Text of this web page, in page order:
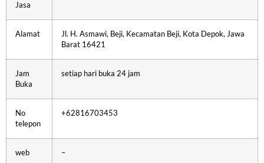
Jasa
Alamat
Jl. H. Asmawi, Beji, Kecamatan Beji, Kota Depok, Jawa
Barat 16421
Jam
Buka
setiap hari buka 24 jam
No
telepon
+62816703453
web –